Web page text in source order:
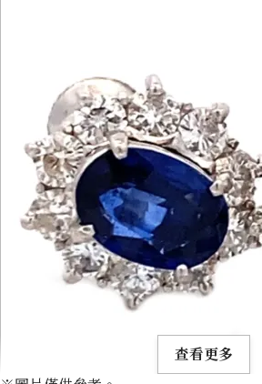
查看更多